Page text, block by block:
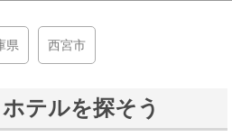
県 西宮市
テルを探そう